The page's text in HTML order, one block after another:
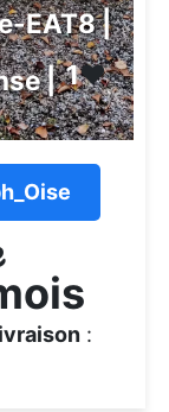
EAT8 |
|1❤️
: